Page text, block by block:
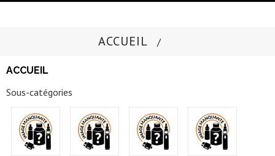
ACCUEIL
ACCUEIL
Sous-catégories